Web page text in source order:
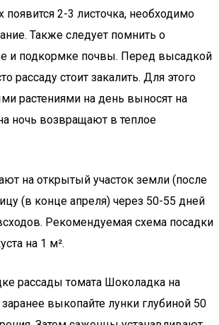
появится 2-3 листочка, необходимо
Также следует помнить о
и подкормке почвы. Перед высадкой
рассаду стоит закалить. Для этого
растениями на день выносят на
ночь возвращают в теплое
на открытый участок земли (после
(в конце апреля) через 50-55 дней
Рекомендуемая схема посадки
на 1 м².
рассады томата Шоколадка на
выкопайте лунки глубиной 50